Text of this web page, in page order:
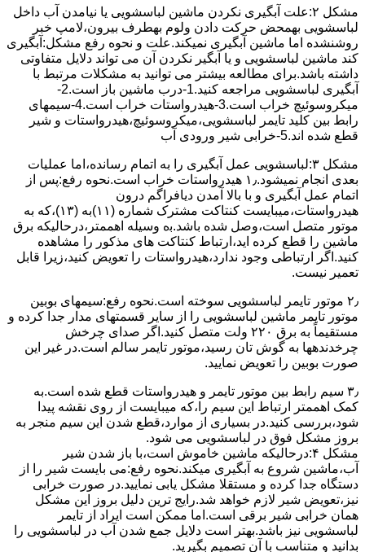
مشکل ۲:علت آبگیری نکردن ماشین لباسشویی یا نیامدن آب داخل
لباسشویی بهمحض ﺣﺮﮐﺖ دادن وﻟﻮم بهطرف ﺑﯿﺮون،ﻻﻣﭗ ﺧﺒﺮ
روشنشده اﻣﺎ ﻣﺎﺷﯿﻦ آﺑﮕﯿﺮی نمیکند.ﻋﻠﺖ و نحوه رﻓﻊ مشکل:آبگیری
کند ماشین لباسشویی و یا آبگیر نکردن آن می تواند دلایل متفاوتی
داشته باشد.برای مطالعه بیشتر می توانید به مشکلات مرتبط با
آبگیری لباسشویی مراجعه کنید.1-درب ﻣﺎﺷﯿﻦ ﺑﺎز اﺳﺖ.2-
ﻣﯿﮑﺮوﺳﻮﺋﯿﭻ ﺧﺮاب اﺳﺖ.3-ﻫﯿﺪرواﺳﺘﺎت ﺧﺮاب اﺳﺖ.4-سیمهای
راﺑﻂ ﺑﯿﻦ ﮐﻠﯿﺪ ﺗﺎﯾﻤﺮ لباسشویی،ﻣﯿﮑﺮوﺳﻮﺋﯿﭻ،ﻫﯿﺪرواﺳﺘﺎت و ﺷﯿﺮ
ﻗﻄﻊ ﺷﺪه اند.5-خرابی شیر ورودی آب
مشکل ۳:لباسشویی ﻋﻤﻞ آﺑﮕﯿﺮی را ﺑﻪ اﺗﻤﺎم رﺳﺎﻧﺪه،اﻣﺎ ﻋﻤﻠﯿﺎت
ﺑﻌﺪی اﻧﺠﺎم نمیشود.۱٫ ﻫﯿﺪرواﺳﺘﺎت ﺧﺮاب اﺳﺖ.نحوه رﻓﻊ:ﭘﺲ از
اﺗﻤﺎم عمل آﺑﮕﯿﺮی و ﺑﺎ ﺑﺎﻻ آﻣﺪن دﯾﺎﻓﺮاﮔﻢ درون
ﻫﯿﺪرواﺳﺘﺎت،میبایست ﮐﻨﺘﺎﮐﺖ ﻣﺸﺘﺮک شماره (۱۱)به (۱۳)،ﮐﻪ ﺑﻪ
ﻣﻮﺗﻮر ﻣﺘﺼﻞ اﺳﺖ،وﺻﻞ ﺷﺪه ﺑﺎﺷﺪ.ﺑه وسیله اهممتر،درحالیکه ﺑﺮق
ﻣﺎﺷﯿﻦ را ﻗﻄﻊ کرده اید،ارﺗﺒﺎط ﮐﻨﺘﺎﮐﺖ ﻫﺎی ﻣﺬﮐﻮر را ﻣﺸﺎﻫﺪه
کنید.اﮔﺮ ارﺗﺒﺎطی وجود ندارد،ﻫﯿﺪرواﺳﺘﺎت را ﺗﻌﻮﯾﺾ ﮐﻨﯿﺪ،زﯾﺮا قابل
ﺗﻌﻤﯿﺮ نیست.
۲٫ ﻣﻮﺗﻮر ﺗﺎﯾﻤﺮ لباسشویی ﺳﻮﺧﺘﻪ اﺳﺖ.نحوه رﻓﻊ:سیمهای ﺑﻮﺑﯿﻦ
ﻣﻮﺗﻮر ﺗﺎﯾﻤﺮ ماشین لباسشویی را از ﺳﺎﯾﺮ قسمتهای ﻣﺪار ﺟﺪا کرده و
مستقیماً ﺑﻪ برق ۲۲۰ وﻟﺖ ﻣﺘﺼﻞ کنید.اﮔﺮ ﺻﺪای ﭼﺮﺧﺶ
چرخدندهها به گوش تان رﺳﯿﺪ،ﻣﻮﺗﻮر ﺗﺎﯾﻤﺮ ﺳﺎﻟﻢ اﺳﺖ.در ﻏﯿﺮ اﯾﻦ
ﺻﻮرت ﺑﻮﺑﯿﻦ را ﺗﻌﻮﯾﺾ ﻧﻤﺎﯾﯿﺪ.
۳٫ ﺳﯿﻢ راﺑﻂ ﺑﯿﻦ ﻣﻮﺗﻮر ﺗﺎﯾﻤﺮ و ﻫﯿﺪرواﺳﺘﺎت ﻗﻄﻊ ﺷﺪه اﺳﺖ.به
کمک اهممتر ارﺗﺒﺎط اﯾﻦ ﺳﯿﻢ را،ﮐﻪ میبایست از روی ﻧﻘﺸﻪ ﭘﯿﺪا
ﺷﻮد،بررسی ﮐﻨﯿﺪ.در ﺑﺴﯿﺎری از موارد،ﻗﻄﻊ ﺷﺪن اﯾﻦ ﺳﯿﻢ ﻣﻨﺠﺮ ﺑﻪ
ﺑﺮوز مشکل ﻓﻮق در لباسشویی می شود.
مشکل ۴:درحالیکه ﻣﺎﺷﯿﻦ ﺧﺎﻣﻮش اﺳﺖ،ﺑﺎ ﺑﺎز ﺷﺪن ﺷﯿﺮ
آب،ﻣﺎﺷﯿﻦ ﺷﺮوع ﺑﻪ آﺑﮕﯿﺮی میکند.نحوه رﻓﻊ:می بایست ﺷﯿﺮ را از
دستگاه جدا کرده و مستقلا مشکل یابی نمایید.در صورت خرابی
نیز،تعویض شیر لازم خواهد شد.رایج ترین دلیل بروز این مشکل
همان خرابی شیر برقی است.اما ممکن است ایراد از تایمر
لباسشویی نیز باشد.بهتر است دلایل جمع شدن آب در لباسشویی را
بدانید و متناسب با آن تصمیم بگیرید.